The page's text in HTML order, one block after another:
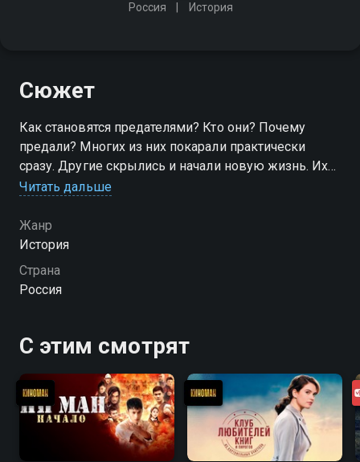
Россия История
Сюжет
Как становятся предателями? Кто они? Почему
предали? Многих из них покарали практически
сразу. Другие скрылись и начали новую жизнь. Их
тоже нашли, судили и привели приговор в
преступлениям не бывает
Читать дальше
Жанр
История
Страна
Россия
С этим смотрят